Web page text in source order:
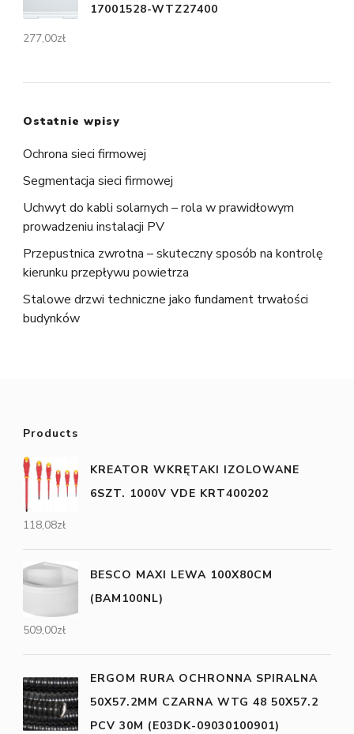
17001528-WTZ27400
277,00zł
Ostatnie wpisy
Ochrona sieci firmowej
Segmentacja sieci firmowej
Uchwyt do kabli solarnych – rola w prawidłowym
prowadzeniu instalacji PV
Przepustnica zwrotna – skuteczny sposób na kontrolę
kierunku przepływu powietrza
Stalowe drzwi techniczne jako fundament trwałości
budynków
Products
KREATOR WKRĘTAKI IZOLOWANE
6SZT. 1000V VDE KRT400202
118,08zł
BESCO MAXI LEWA 100X80CM
(BAM100NL)
509,00zł
ERGOM RURA OCHRONNA SPIRALNA
50X57.2MM CZARNA WTG 48 50X57.2
PCV 30M (E03DK-09030100901)